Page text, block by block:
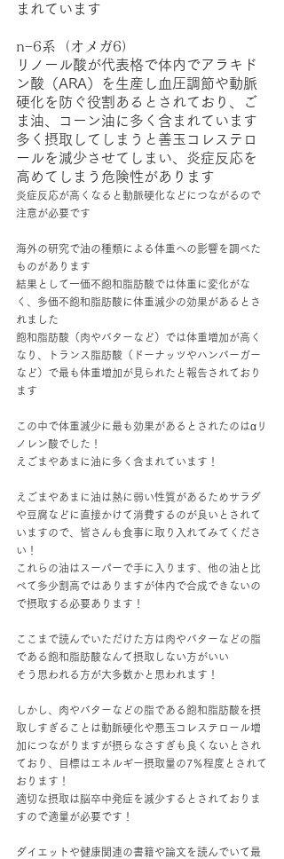
まれています
n−6系（オメガ6）
リノール酸が代表格で体内でアラキド
ン酸（ARA）を生産し血圧調節や動脈
硬化を防ぐ役割あるとされており、ご
ま油、コーン油に多く含まれています
多く摂取してしまうと善玉コレステロ
ールを減少させてしまい、炎症反応を
高めてしまう危険性があります
炎症反応が高くなると動脈硬化などにつながるので
注意が必要です
海外の研究で油の種類による体重への影響を調べた
ものがあります
結果として一価不飽和脂肪酸では体重に変化がな
く、多価不飽和脂肪酸に体重減少の効果があるとさ
れました
飽和脂肪酸（肉やバターなど）では体重増加が高く
なり、トランス脂肪酸（ドーナッツやハンバーガー
など）で最も体重増加が見られたと報告されており
ます
この中で体重減少に最も効果があるとされたのはαリ
ノレン酸でした！
えごまやあまに油に多く含まれています！
えごまやあまに油は熱に弱い性質があるためサラダ
や豆腐などに直接かけて消費するのが良いとされて
いますので、皆さんも食事に取り入れてみてくださ
い！
これらの油はスーパーで手に入ります、他の油と比
べて多少割高ではありますが体内で合成できないの
で摂取する必要あります！
ここまで読んでいただけた方は肉やバターなどの脂
である飽和脂肪酸なんて摂取しない方がいい
そう思われる方が大多数かと思われます！
しかし、肉やバターなどの脂である飽和脂肪酸を摂
取しすぎることは動脈硬化や悪玉コレステロール増
加につながりますが摂らなさすぎも良くないとされ
ており、目標はエネルギー摂取量の7％程度とされて
おります！
適切な摂取は脳卒中発症を減少するとされておりま
すので適量が必要です！
ダイエットや健康関連の書籍や論文を読んでいて最